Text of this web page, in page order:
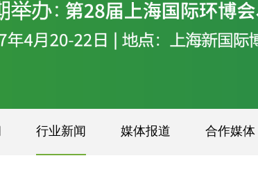
行业新闻 媒体报道 合作媒体